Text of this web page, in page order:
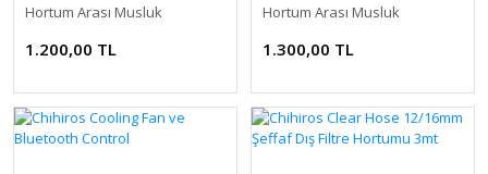
Hortum Arası Musluk
1.200,00 TL
Hortum Arası Musluk
1.300,00 TL